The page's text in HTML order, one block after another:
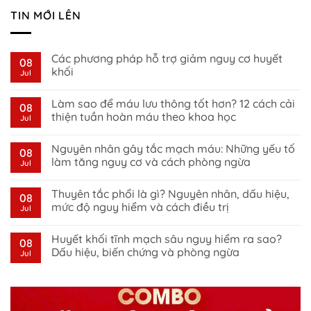
TIN MỚI LÊN
08
Jul
Các phương pháp hỗ trợ giảm nguy cơ huyết
khối
on
Các
phương
trợ
giảm
nguy
khối
08
Jul
Làm sao để máu lưu thông tốt hơn? 12 cách cải
thiện tuần hoàn máu theo khoa học
on
Làm
sao
lưu
thông
tốt
cách
cải
thiện
08
Jul
Nguyên nhân gây tắc mạch máu: Những yếu tố
làm tăng nguy cơ và cách phòng ngừa
on
Nguyên
nhân
mạch
máu:
Những
08
Jul
Thuyên tắc phổi là gì? Nguyên nhân, dấu hiệu,
mức độ nguy hiểm và cách điều trị
on
Thuyên
tắc
08
Jul
Huyết khối tĩnh mạch sâu nguy hiểm ra sao?
Dấu hiệu, biến chứng và phòng ngừa